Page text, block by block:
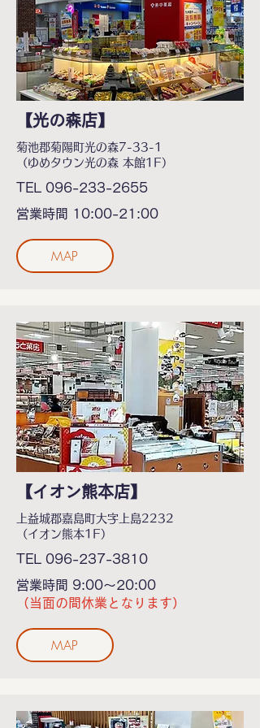
【光の森店】
菊池郡菊陽町光の森7-33-1
（ゆめタウン光の森 本館1F）
TEL 096-233-2655
営業時間 10:00-21:00
MAP
【イオン熊本店】
上益城郡嘉島町大字上島2232
（イオン熊本1F）
TEL 096-237-3810
営業時間 9:00～20:00
（当面の間休業となります）
MAP